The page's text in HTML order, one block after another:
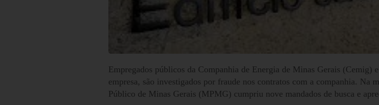
Empregados públicos da Companhia de Energia de Minas Gerais (Cemig)
empresa, são investigados por fraude nos contratos com a companhia. Na
Público de Minas Gerais (MPMG) cumpriu nove mandados de busca e